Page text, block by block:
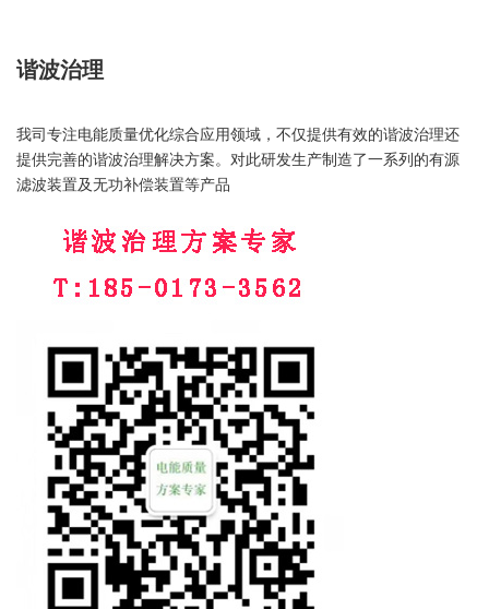
谐波治理
我司专注电能质量优化综合应用领域，不仅提供有效的谐波治理还
提供完善的谐波治理解决方案。对此研发生产制造了一系列的有源
滤波装置及无功补偿装置等产品